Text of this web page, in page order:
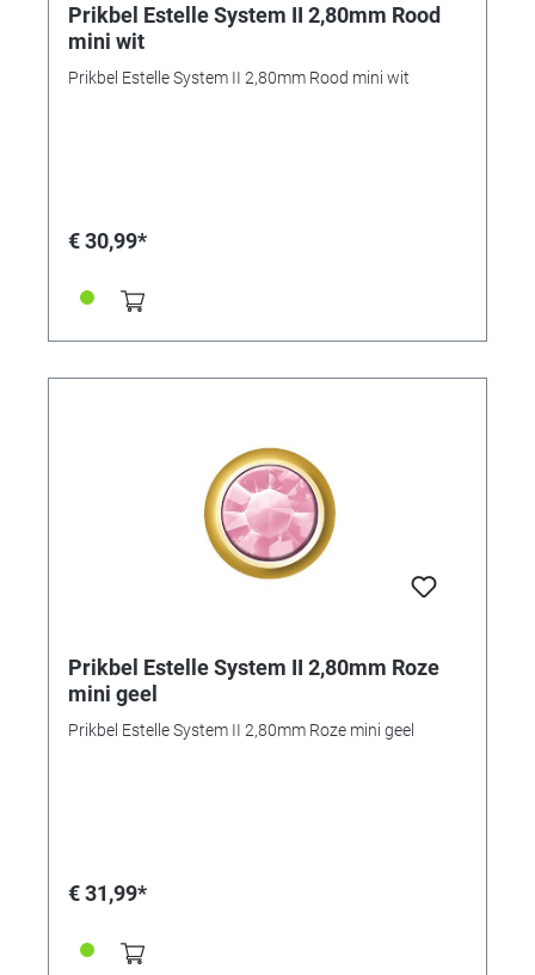
Prikbel Estelle System II 2,80mm Rood
mini wit
Prikbel Estelle System II 2,80mm Rood mini wit
€ 30,99*
Prikbel Estelle System II 2,80mm Roze
mini geel
Prikbel Estelle System II 2,80mm Roze mini geel
€ 31,99*